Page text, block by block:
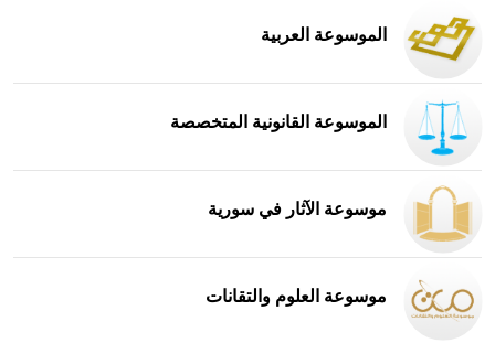
الموسوعة العربية
الموسوعة القانونية المتخصصة
موسوعة الآثار في سورية
موسوعة العلوم والتقانات